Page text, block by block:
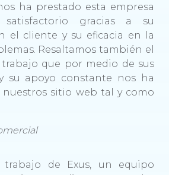
ha prestado esta empresa
gracias a su
el cliente y su eficacia en la
Resaltamos también el
que por medio de sus
su apoyo constante nos ha
sitio web tal y como
de Exus, un equipo